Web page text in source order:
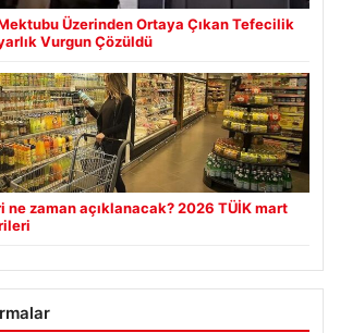
Üzerinden Ortaya Çıkan Tefecilik
Vurgun Çözüldü
zaman açıklanacak? 2026 TÜİK mart